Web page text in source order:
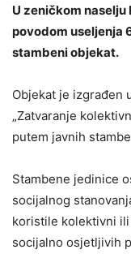
U zeničkom
povodom useljenja
stambeni objekat.
Objekat je izgrađen
„Zatvaranje
putem javnih
Stambene jedinice
socijalnog
koristile kolektivni
socijalno osjetljivih